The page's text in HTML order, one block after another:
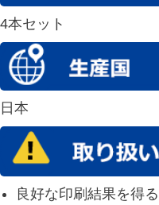
4本セット
日本
良好な印刷結果を得